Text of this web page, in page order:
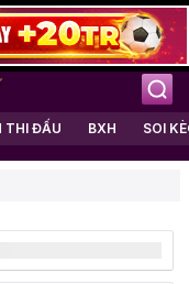
THI ĐẤU BXH SOI